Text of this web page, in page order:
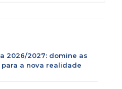
2026/2027: domine as
a nova realidade